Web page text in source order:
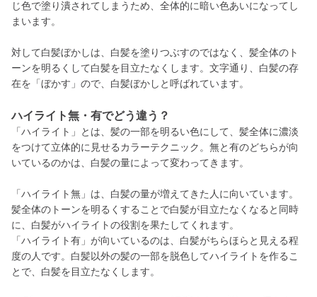
じ色で塗り潰されてしまうため、全体的に暗い色あいになってし
まいます。
対して白髪ぼかしは、白髪を塗りつぶすのではなく、髪全体のト
ーンを明るくして白髪を目立たなくします。文字通り、白髪の存
在を「ぼかす」ので、白髪ぼかしと呼ばれています。
ハイライト無・有でどう違う？
「ハイライト」とは、髪の一部を明るい色にして、髪全体に濃淡
をつけて立体的に見せるカラーテクニック。無と有のどちらが向
いているのかは、白髪の量によって変わってきます。
「ハイライト無」は、白髪の量が増えてきた人に向いています。
髪全体のトーンを明るくすることで白髪が目立たなくなると同時
に、白髪がハイライトの役割を果たしてくれます。
「ハイライト有」が向いているのは、白髪がちらほらと見える程
度の人です。白髪以外の髪の一部を脱色してハイライトを作るこ
とで、白髪を目立たなくします。